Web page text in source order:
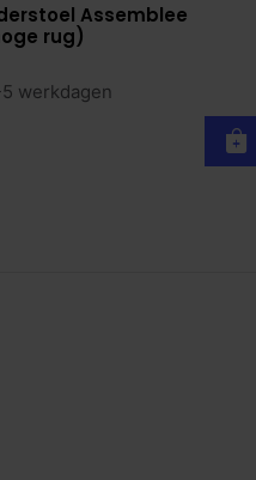
Assemblee
rug)
werkdagen